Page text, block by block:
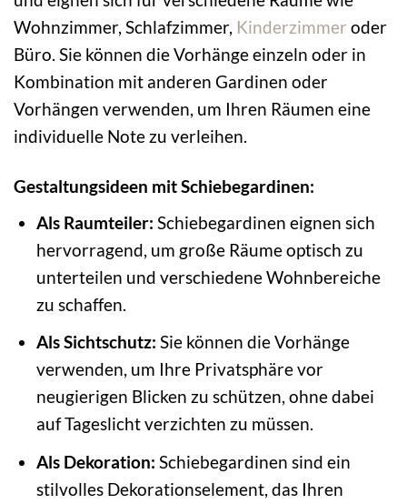
Wohnzimmer, Schlafzimmer, Kinderzimmer oder
Büro. Sie können die Vorhänge einzeln oder in
Kombination mit anderen Gardinen oder
Vorhängen verwenden, um Ihren Räumen eine
individuelle Note zu verleihen.
Gestaltungsideen mit Schiebegardinen:
Als Raumteiler: Schiebegardinen eignen sich
hervorragend, um große Räume optisch zu
unterteilen und verschiedene Wohnbereiche
zu schaffen.
Als Sichtschutz: Sie können die Vorhänge
verwenden, um Ihre Privatsphäre vor
neugierigen Blicken zu schützen, ohne dabei
auf Tageslicht verzichten zu müssen.
Als Dekoration: Schiebegardinen sind ein
stilvolles Dekorationselement, das Ihren